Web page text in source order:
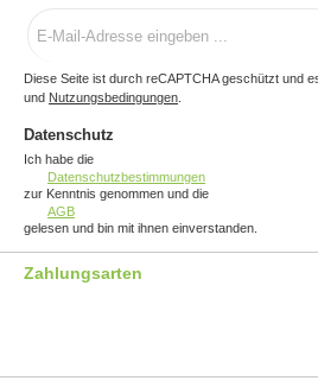
Mail-
Diese Seite ist durch reCAPTCHA geschützt und
und Nutzungsbedingungen.
Datenschutz
Ich habe die
Datenschutzbestimmungen
zur Kenntnis genommen und die
AGB
gelesen und bin mit ihnen einverstanden.
Zahlungsarten